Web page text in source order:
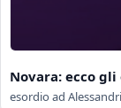
Novara: ecco
esordio ad